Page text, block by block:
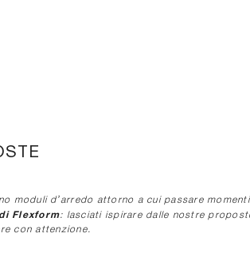
moduli d’arredo attorno a cui passare
Flexform: lasciati ispirare dalle nostre
con attenzione.